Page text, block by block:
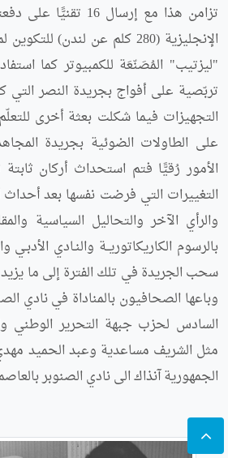
تزامن هذا مع إرسال
"ليزتيب" المُصَنّعَة للكمبيوتر كما
تربّصية على أفواج بجريدة النصر التي
التجهيزات فيما شكلت بعثة أخرى
على الطاولات الضوئية بجريدة
الأمور رُقيًّا فتم استحداث أركان
والرأي الآخر والتحاليل السياسية
بالرسوم الكاريكاتوريــة والنـادي
وباعها الصحافيون بالمناداة في نادي
السادس لحزب جبهة التحرير الوطني
مثل الشريف مساعدية وعبد الحميد
الجمهورية آنذاك الى نادي الصنوبر